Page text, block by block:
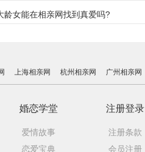
龄女能在相亲网找到真爱吗?
上海相亲网 杭州相亲网 广州相亲网
婚恋学堂
爱情故事
恋爱宝典
注册登录
注册条款
会员注册